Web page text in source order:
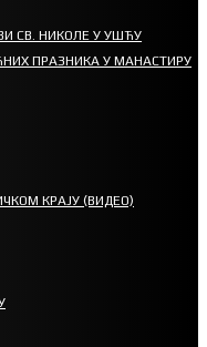
СВ. НИКОЛЕ У УШЋУ
ПРАЗНИКА У МАНАСТИРУ
КРАЈУ (ВИДЕО)